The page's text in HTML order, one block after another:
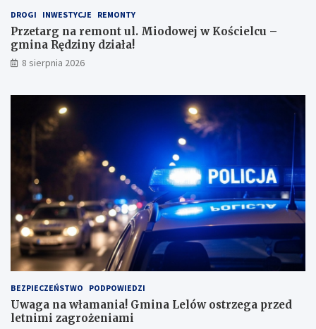
DROGI INWESTYCJE REMONTY
Przetarg na remont ul. Miodowej w Kościelcu –
gmina Rędziny działa!
8 sierpnia 2026
BEZPIECZEŃSTWO PODPOWIEDZI
Uwaga na włamania! Gmina Lelów ostrzega przed
letnimi zagrożeniami